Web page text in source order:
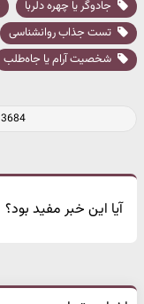
جادوگر یا چهره دلربا
تست جذاب روانشناسی
شخصیت آرام یا جاه‌طلب
آیا این خبر مفید بود؟